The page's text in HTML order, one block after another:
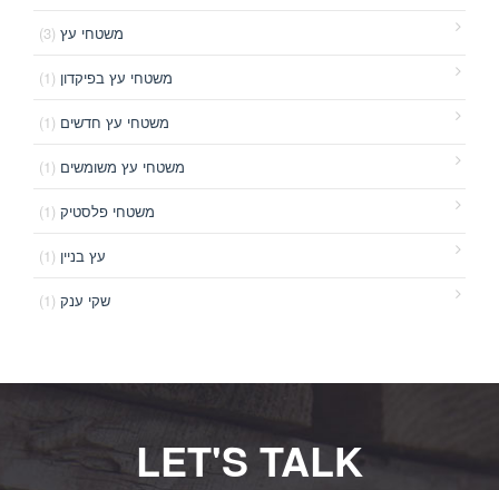
משטחי עץ (3)
משטחי עץ בפיקדון (1)
משטחי עץ חדשים (1)
משטחי עץ משומשים (1)
משטחי פלסטיק (1)
עץ בניין (1)
שקי ענק (1)
LET'S TALK